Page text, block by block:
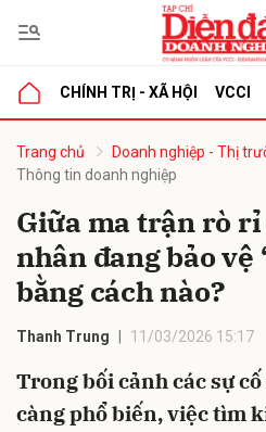
CHÍNH TRỊ - XÃ HỘI VCCI
Trang chủ
Doanh nghiệp - Thị
Thông tin doanh nghiệp
Giữa ma trận rò
nhân đang bảo vệ
bằng cách nào?
Thanh Trung 11/03/2026 15:17
Trong bối cảnh các sự
càng phổ biến, việc tìm
luận